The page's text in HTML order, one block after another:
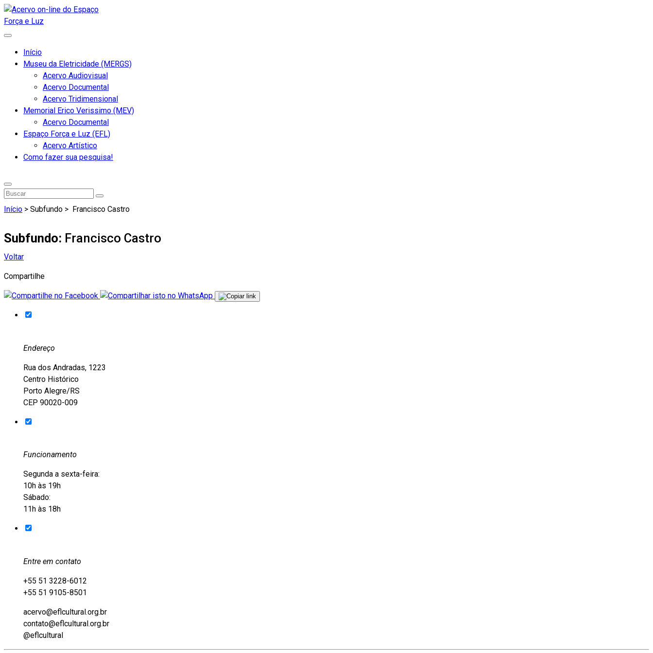
Início
Museu da Eletricidade (MERGS)
Acervo Audiovisual
Acervo Documental
Acervo Tridimensional
Memorial Erico Verissimo (MEV)
Acervo Documental
Espaço Força e Luz (EFL)
Acervo Artístico
Como fazer sua pesquisa!
Início > Subfundo > Francisco Castro
Subfundo: Francisco Castro
Voltar
Compartilhe
Endereço
Rua dos Andradas, 1223
Centro Histórico
Porto Alegre/RS
CEP 90020-009
Funcionamento
Segunda a sexta-feira:
10h às 19h
Sábado:
11h às 18h
Entre em contato
+55 51 3228-6012
+55 51 9105-8501
acervo@eflcultural.org.br
contato@eflcultural.org.br
@eflcultural